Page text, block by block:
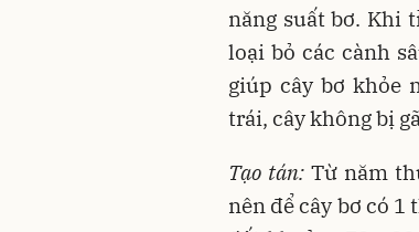
năng suất bơ. Khi
loại bỏ các cành
giúp cây bơ khỏe
trái, cây không bị
Tạo tán: Từ năm
nên để cây bơ có 1